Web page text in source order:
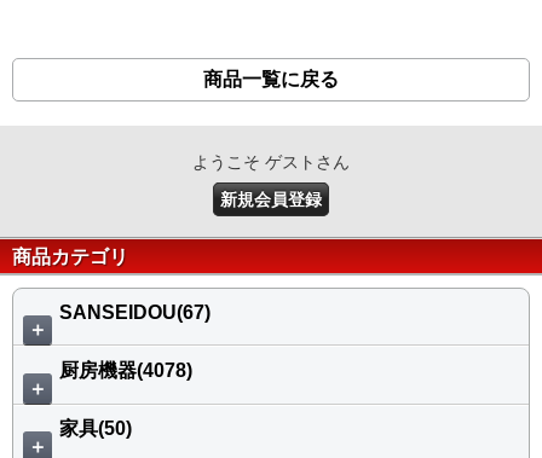
商品一覧に戻る
ようこそ ゲストさん
新規会員登録
商品カテゴリ
＋
SANSEIDOU(67)
＋
厨房機器(4078)
＋
家具(50)